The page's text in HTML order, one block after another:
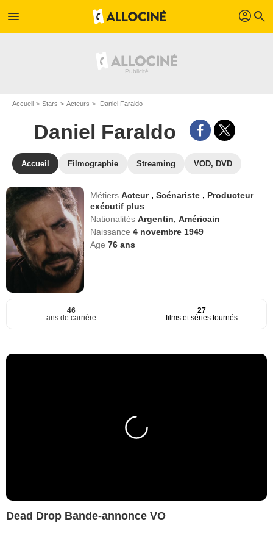
menu profil search
Accueil Stars Acteurs Daniel Faraldo
Daniel Faraldo
Accueil Filmographie Streaming VOD, DVD
MétiersActeur ,Scénariste , Producteur
exécutif plus
NationalitésArgentin, Américain
Naissance4 novembre 1949
Age76 ans
46
ans de carrière
27
films et séries tournés
Dead Drop Bande-annonce VO